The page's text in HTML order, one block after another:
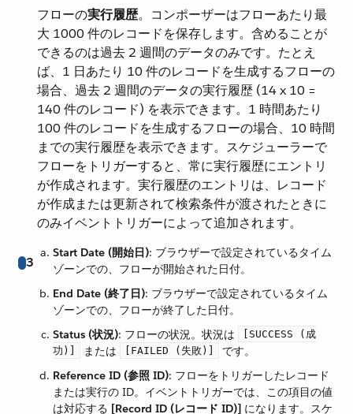
3
フローの​実行履歴​。コンポーザーはフローあたり最
大 1000 件のレコードを保存します。含めることが
できるのは過去 2 週間のデータのみです。たとえ
ば、1 日あたり 10 件のレコードを生成するフローの
場合、過去 2 週間のデータの実行履歴 (14 x 10 =
140 件のレコード) を表示できます。1 時間あたり
100 件のレコードを生成するフローの場合、10 時間
までの実行履歴を表示できます。スケジューラーで
フローをトリガーすると、常に実行履歴にエントリ
が作成されます。実行履歴のエントリは、レコード
が作成または更新されて検索条件が渡されたときに
のみイベントトリガーによって追加されます。
Start Date (開始日)​: ブラウザーで設定されているタイム
ゾーンでの、フローが開始された日付。
End Date (終了日)​: ブラウザーで設定されているタイム
ゾーンでの、フローが終了した日付。
Status (状況)​: フローの状況。状況は ​
[SUCCESS (成
功)]
​ または ​ [FAILED (失敗)]
​ です。
Reference ID (参照 ID)​: フローをトリガーしたレコード
または実行の ID。イベントトリガーでは、この項目の値
は対応する ​ [Record ID (レコード ID)] ​ になります。スケ